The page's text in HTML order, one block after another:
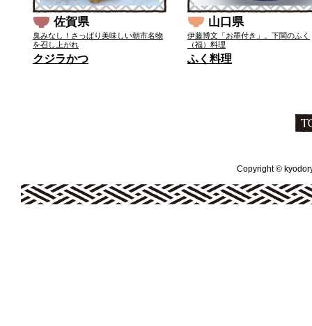
佐賀県
臭みなし！さっぱり美味しい朝市名物
を召し上がれ
クジラかつ
山口県
伊藤博文「お墨付き」。下関のふく
（福）料理
ふく料理
Copyright ©